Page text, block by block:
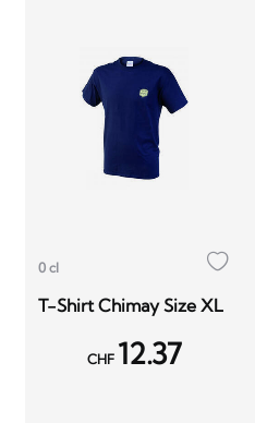
0 cl
T-Shirt Chimay Size XL
CHF 12.37